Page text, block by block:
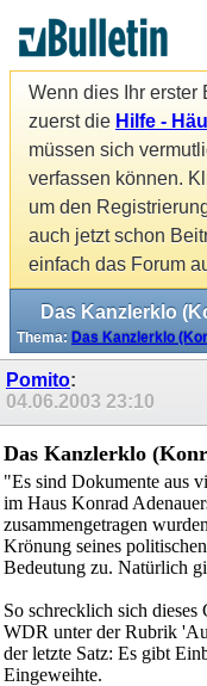
Wenn dies Ihr erster
zuerst die Hilfe -
müssen sich
verfassen können.
um den
auch jetzt schon
einfach das Forum
Das Kanzlerklo
Thema: Das Kanzlerklo
Pomito:
04.06.2003 23:10
Das Kanzlerklo
"Es sind Dokumente aus
im Haus Konrad
zusammengetragen
Krönung seines
Bedeutung zu. Natürlich
So schrecklich sich dieses
WDR unter der Rubrik
der letzte Satz: Es gibt
Eingeweihte.